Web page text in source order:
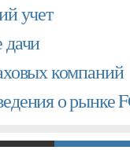
учет
дачи
компаний
о рынке